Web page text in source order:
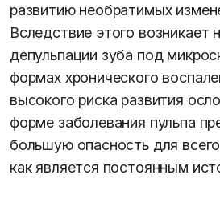
развитию необратимых
Вследствие этого возникает
депульпации зуба под
формах хронического
высокого риска развития
форме заболевания пульпа
большую опасность для
как является постоянным